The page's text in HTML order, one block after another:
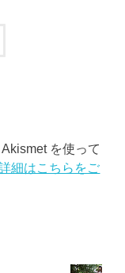
を使って
細はこちらをご